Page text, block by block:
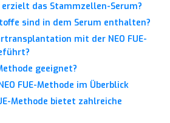
das Stammzellen-Serum?
sind in dem Serum enthalten?
mit der NEO FUE-
geeignet?
FUE-Methode im Überblick
Methode bietet zahlreiche